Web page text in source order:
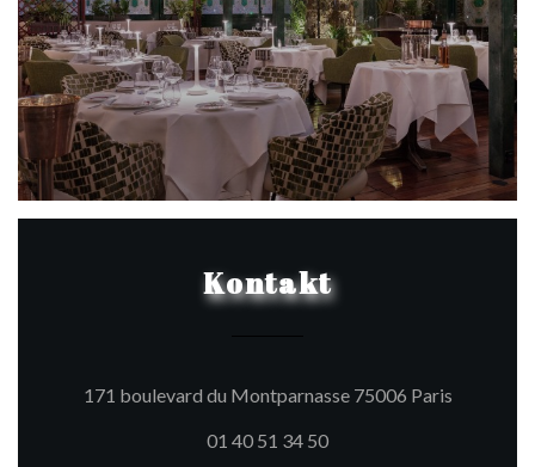
Kontakt
171 boulevard du Montparnasse 75006 Paris((öffnet
01 40 51 34 50